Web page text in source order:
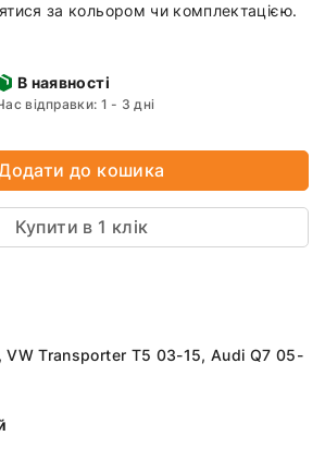
за кольором чи комплектацією.
VW Transporter T5 03-15, Audi Q7 05-
В наявності
відправки: 1 - 3 дні
до кошика
Купити в 1 клік